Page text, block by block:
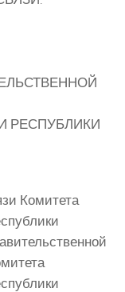
РЕСПУБЛИКИ
Комитета